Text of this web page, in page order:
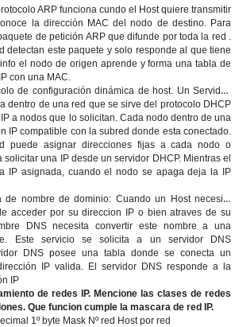
ARP funciona cundo el Host quiere transmitir
la dirección MAC del nodo de destino. Para
de petición ARP que difunde por toda la red .
detectan este paquete y solo responde al que tiene
el nodo de origen aprende y forma una tabla de
con una MAC.
de configuración dinámica de host. Un Servidos
dentro de una red que se sirve del protocolo DHCP
a nodos que lo solicitan. Cada nodo dentro de una
IP compatible con la subred donde esta conectado.
puede asignar direcciones fijas a cada nodo o
una IP desde un servidor DHCP. Mientras el
IP asignada, cuando el nodo se apaga deja la IP
de nombre de dominio: Cuando un Host necesita
acceder por su direccion IP o bien atraves de su
DNS necesita convertir este nombre a una
Este servicio se solicita a un servidor DNS
DNS posee una tabla donde se conecta un
IP valida. El servidor DNS responde a la
IP
de redes IP. Mencione las clases de redes
Que funcion cumple la mascara de red IP.
1º byte Mask Nº red Host por red